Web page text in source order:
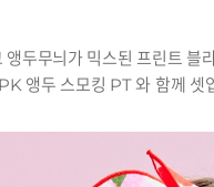
두무늬가 믹스된 프린트
앵두 스모킹 PT 와 함께 셋